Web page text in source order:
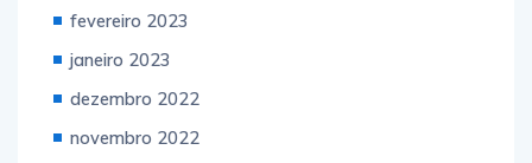
fevereiro 2023
janeiro 2023
dezembro 2022
novembro 2022